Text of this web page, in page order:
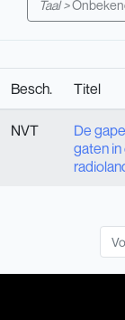
Taal >
Besch. Titel
NVT
De
gaten in